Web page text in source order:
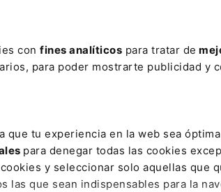
con fines analíticos para tratar de
para poder mostrarte publicidad y
que tu experiencia en la web sea óptima
para denegar todas las cookies
y seleccionar solo aquellas que
las que sean indispensables para la